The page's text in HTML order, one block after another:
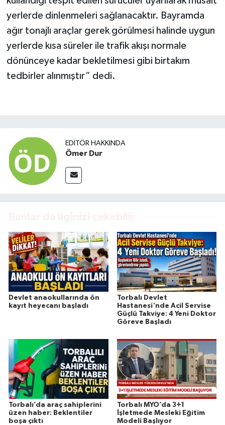
yerlerde dinlenmeleri sağlanacaktır. Bayramda
ağır tonajlı araçlar gerek görülmesi halinde uygun
yerlerde kısa süreler ile trafik akışı normale
dönünceye kadar bekletilmesi gibi birtakım
tedbirler alınmıştır” dedi.
EDITÖR HAKKINDA
Ömer Dur
Devlet anaokullarında ön
kayıt heyecanı başladı
Torbalı Devlet
Hastanesi'nde Acil Servise
Güçlü Takviye: 4 Yeni Doktor
Göreve Başladı
Torbalı’da araç sahiplerini
üzen haber: Beklentiler
boşa çıktı
Torbalı MYO’da 3+1
İşletmede Mesleki Eğitim
Modeli Başlıyor